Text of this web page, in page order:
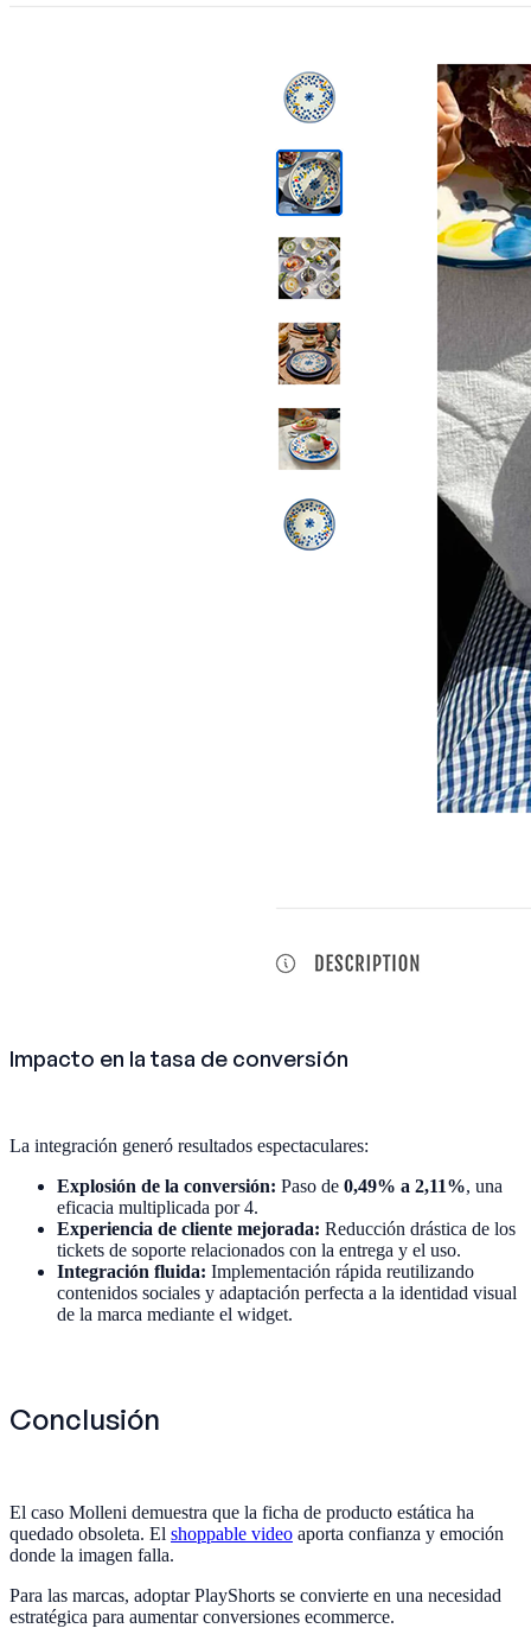
Impacto en la tasa de conversión
La integración generó resultados espectaculares:
Explosión de la conversión: Paso de 0,49% a 2,11%, una
eficacia multiplicada por 4.
Experiencia de cliente mejorada: Reducción drástica de los
tickets de soporte relacionados con la entrega y el uso.
Integración fluida: Implementación rápida reutilizando
contenidos sociales y adaptación perfecta a la identidad visual
de la marca mediante el widget.
Conclusión
El caso Molleni demuestra que la ficha de producto estática ha
quedado obsoleta. El shoppable video aporta confianza y emoción
donde la imagen falla.
Para las marcas, adoptar PlayShorts se convierte en una necesidad
estratégica para aumentar conversiones ecommerce.